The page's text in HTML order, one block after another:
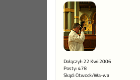
Dołączył: 22 Kwi 2006
Posty: 478
Skąd: Otwock/Wa-wa